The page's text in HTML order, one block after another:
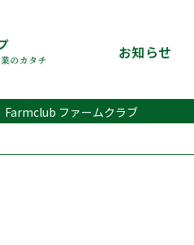
お知らせ
Farmclub ファームクラブ